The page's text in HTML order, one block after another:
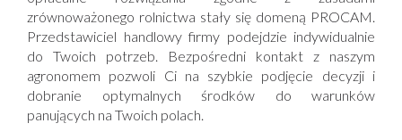
zrównoważonego rolnictwa stały się domeną PROCAM.
Przedstawiciel handlowy firmy podejdzie indywidualnie
do Twoich potrzeb. Bezpośredni kontakt z naszym
agronomem pozwoli Ci na szybkie podjęcie decyzji i
dobranie optymalnych środków do warunków
panujących na Twoich polach.